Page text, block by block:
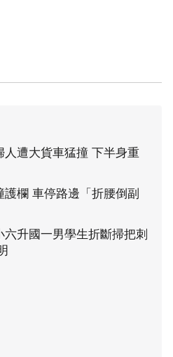
人遭大貨車猛撞 下半身重
欄 車停路邊「折腰倒副
六升國一男學生折斷掃把刺